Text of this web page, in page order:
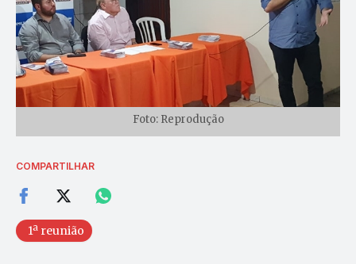
Foto: Reprodução
COMPARTILHAR
1ª reunião